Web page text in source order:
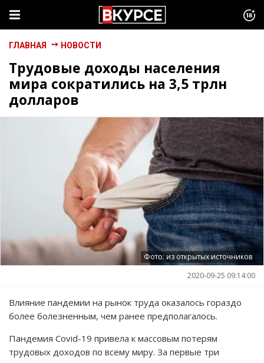
ГЛАВНАЯ НОВОСТИ
Трудовые доходы населения
мира сократились на 3,5 трлн
долларов
Фото: из открытых источников
2020-09-25 09:14:00
Влияние пандемии на рынок труда оказалось гораздо
более болезненным, чем ранее предполагалось.
Пандемия Covid-19 привела к массовым потерям
трудовых доходов по всему миру. За первые три